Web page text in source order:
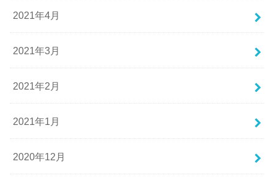
2021年4月
2021年3月
2021年2月
2021年1月
2020年12月